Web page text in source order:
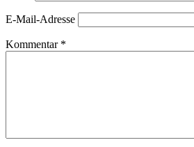
E-Mail-Adresse
Kommentar *